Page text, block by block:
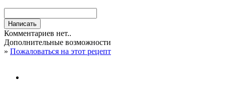
Комментариев нет..
Дополнительные возможности
» Пожаловаться на этот рецепт